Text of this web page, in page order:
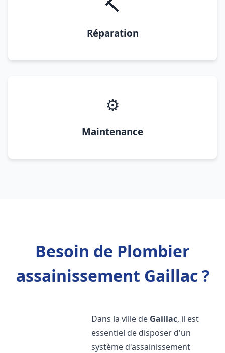
🔨
Réparation
⚙️
Maintenance
Besoin de Plombier
assainissement Gaillac ?
Dans la ville de Gaillac, il est
essentiel de disposer d'un
système d'assainissement